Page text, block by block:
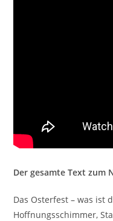
Der gesamte Text zum
Das Osterfest – was ist
Hoffnungsschimmer,